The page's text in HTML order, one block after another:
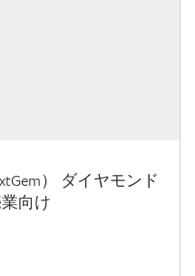
） ダイヤモンド
向け